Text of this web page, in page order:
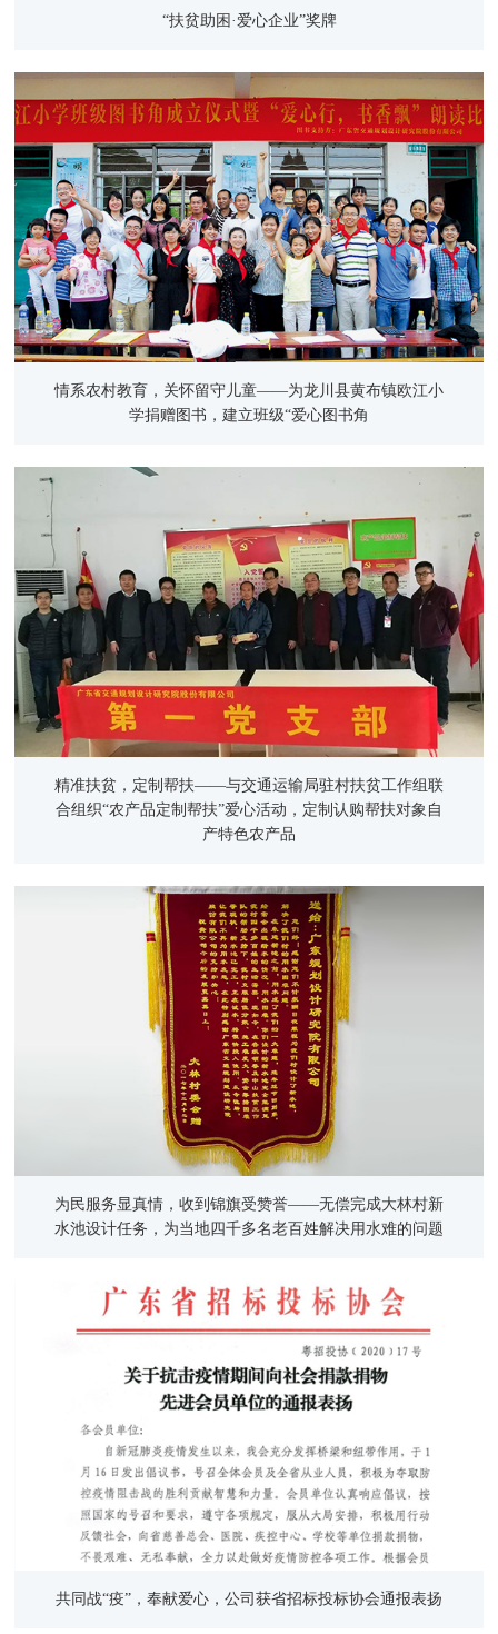
“扶贫助困·爱心企业”奖牌
情系农村教育，关怀留守儿童——为龙川县黄布镇欧江小
学捐赠图书，建立班级“爱心图书角
精准扶贫，定制帮扶——与交通运输局驻村扶贫工作组联
合组织“农产品定制帮扶”爱心活动，定制认购帮扶对象自
产特色农产品
为民服务显真情，收到锦旗受赞誉——无偿完成大林村新
水池设计任务，为当地四千多名老百姓解决用水难的问题
共同战“疫”，奉献爱心，公司获省招标投标协会通报表扬